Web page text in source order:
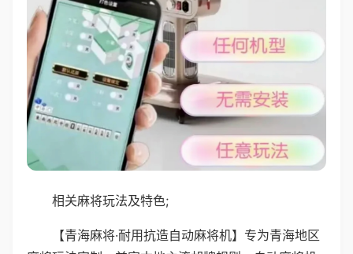
相关麻将玩法及特色;
【青海麻将·耐用抗造自动麻将机】专为青海地区